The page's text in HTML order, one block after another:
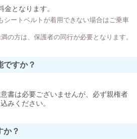
となります。
ートベルトが着用できない場合はご乗車
の方は、保護者の同行が必要となります。
ですか？
書は必要ございませんが、必ず親権者
みください。
か？